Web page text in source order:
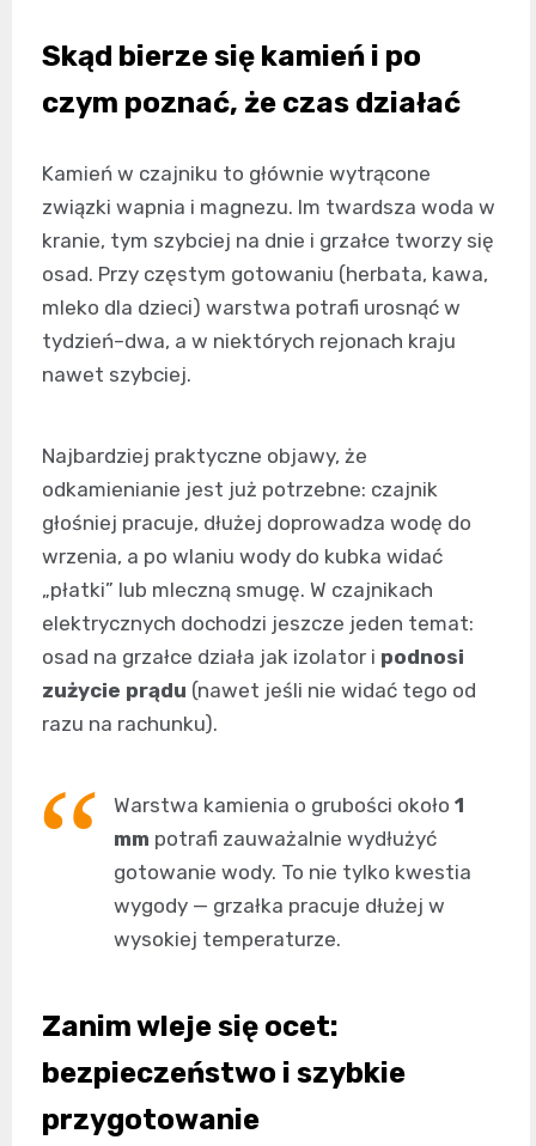
Skąd bierze się kamień i po
czym poznać, że czas działać
Kamień w czajniku to głównie wytrącone
związki wapnia i magnezu. Im twardsza woda w
kranie, tym szybciej na dnie i grzałce tworzy się
osad. Przy częstym gotowaniu (herbata, kawa,
mleko dla dzieci) warstwa potrafi urosnąć w
tydzień–dwa, a w niektórych rejonach kraju
nawet szybciej.
Najbardziej praktyczne objawy, że
odkamienianie jest już potrzebne: czajnik
głośniej pracuje, dłużej doprowadza wodę do
wrzenia, a po wlaniu wody do kubka widać
„płatki” lub mleczną smugę. W czajnikach
elektrycznych dochodzi jeszcze jeden temat:
osad na grzałce działa jak izolator i podnosi
zużycie prądu (nawet jeśli nie widać tego od
razu na rachunku).
Warstwa kamienia o grubości około 1
mm potrafi zauważalnie wydłużyć
gotowanie wody. To nie tylko kwestia
wygody — grzałka pracuje dłużej w
wysokiej temperaturze.
Zanim wleje się ocet:
bezpieczeństwo i szybkie
przygotowanie